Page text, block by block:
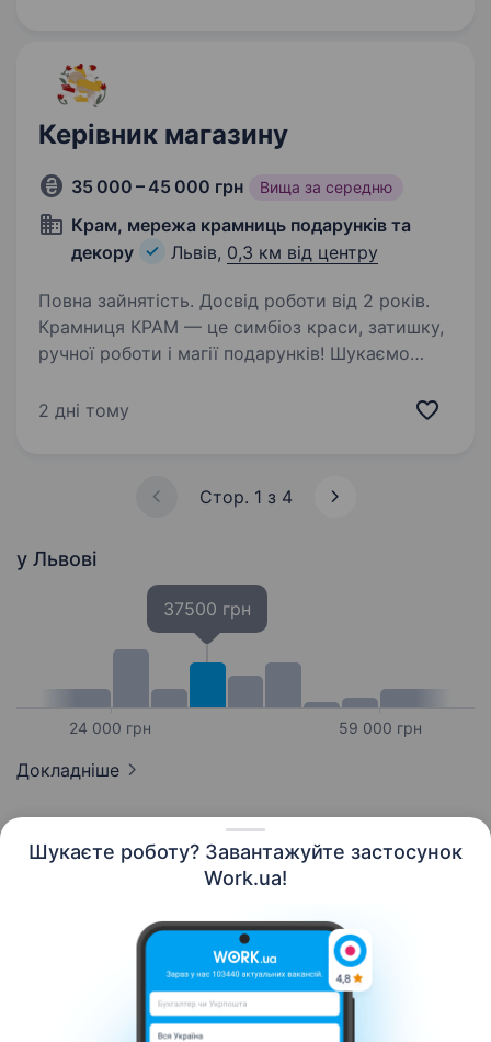
Шукаєте роботу? Завантажуйте застосунок
Work.ua!
Контролює графіки…
Керівник магазину
35 000 – 45 000 грн Вища за середню
Крам, мережа крамниць подарунків та
декору
Львів, 0,3 км від центру
Повна зайнятість. Досвід роботи від 2 років.
Крамниця КРАМ — це симбіоз краси, затишку,
ручної роботи і магії подарунків! Шукаємо
натхнення — Керівника / Керуючу крамниці
2 дні тому
Стор. 1 з 4
у Львові
24 000 грн
37500 грн
59 000 грн
Докладніше